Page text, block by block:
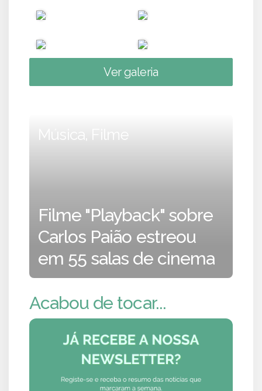
Ver galeria
Música, Filme
Filme "Playback" sobre
Carlos Paião estreou
em 55 salas de cinema
Acabou de tocar...